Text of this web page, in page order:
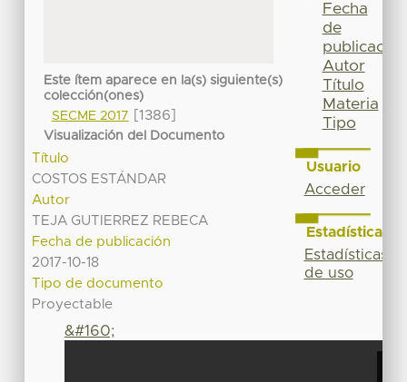
Este ítem aparece en la(s) siguiente(s)
colección(ones)
SECME 2017
[1386]
Visualización del Documento
Título
COSTOS ESTÁNDAR
Autor
TEJA GUTIERREZ REBECA
Fecha de publicación
2017-10-18
Tipo de documento
Proyectable
&#160;
Fecha
de
publicación
Autor
Título
Materia
Tipo
Usuario
Acceder
Estadísticas
Estadísticas
de uso